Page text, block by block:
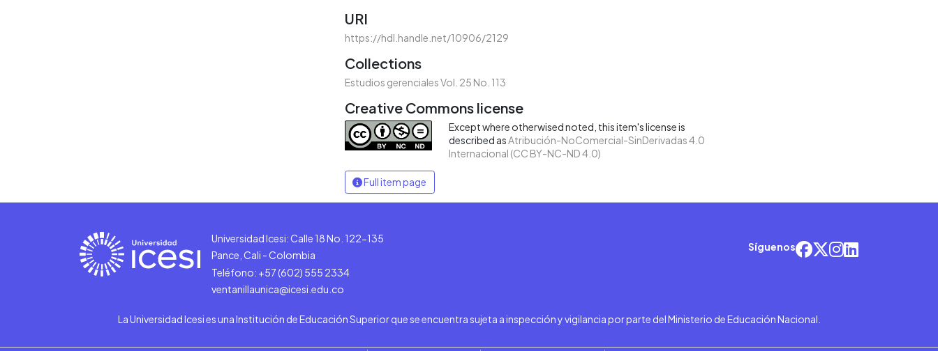
URI
https://hdl.handle.net/10906/2129
Collections
Estudios gerenciales Vol. 25 No. 113
Creative Commons license
Except where otherwised noted, this item's license is
described as Atribución-NoComercial-SinDerivadas 4.0
Internacional (CC BY-NC-ND 4.0)
Full item page
Universidad Icesi: Calle 18 No. 122-135
Pance, Cali - Colombia
Teléfono: +57 (602) 555 2334
ventanillaunica@icesi.edu.co
Síguenos
La Universidad Icesi es una Institución de Educación Superior que se encuentra sujeta a inspección y vigilancia por parte del Ministerio de Educación Nacional.